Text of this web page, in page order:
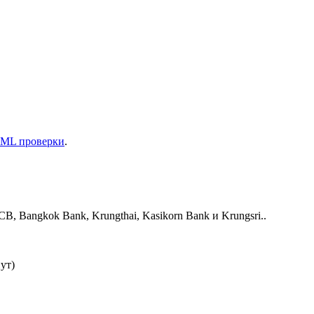
проверки.
Bangkok Bank, Krungthai, Kasikorn Bank и Krungsri..